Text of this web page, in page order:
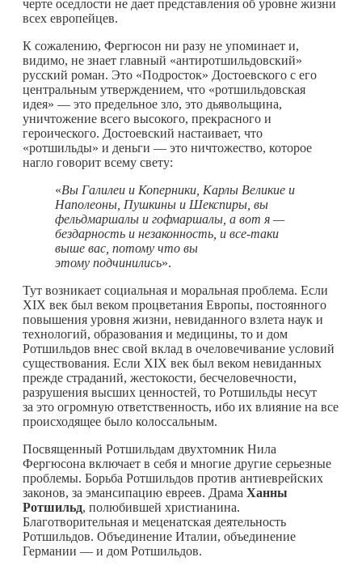
черте оседлости не дает представления об уровне жизни
всех европейцев.
К сожалению, Фергюсон ни разу не упоминает и,
видимо, не знает главный «антиротшильдовский»
русский роман. Это «Подросток» Достоевского с его
центральным утверждением, что «ротшильдовская
идея» — это предельное зло, это дьявольщина,
уничтожение всего высокого, прекрасного и
героического. Достоевский настаивает, что
«ротшильды» и деньги — это ничтожество, которое
нагло говорит всему свету:
«Вы Галилеи и Коперники, Карлы Великие и
Наполеоны, Пушкины и Шекспиры, вы
фельдмаршалы и гофмаршалы, а вот я —
бездарность и незаконность, и все-таки
выше вас, потому что вы
этому подчинились».
Тут возникает социальная и моральная проблема. Если
XIX век был веком процветания Европы, постоянного
повышения уровня жизни, невиданного взлета наук и
технологий, образования и медицины, то и дом
Ротшильдов внес свой вклад в очеловечивание условий
существования. Если XIX век был веком невиданных
прежде страданий, жестокости, бесчеловечности,
разрушения высших ценностей, то Ротшильды несут
за это огромную ответственность, ибо их влияние на все
происходящее было колоссальным.
Посвященный Ротшильдам двухтомник Нила
Фергюсона включает в себя и многие другие серьезные
проблемы. Борьба Ротшильдов против антиеврейских
законов, за эмансипацию евреев. Драма Ханны
Ротшильд, полюбившей христианина.
Благотворительная и меценатская деятельность
Ротшильдов. Объединение Италии, объединение
Германии — и дом Ротшильдов.